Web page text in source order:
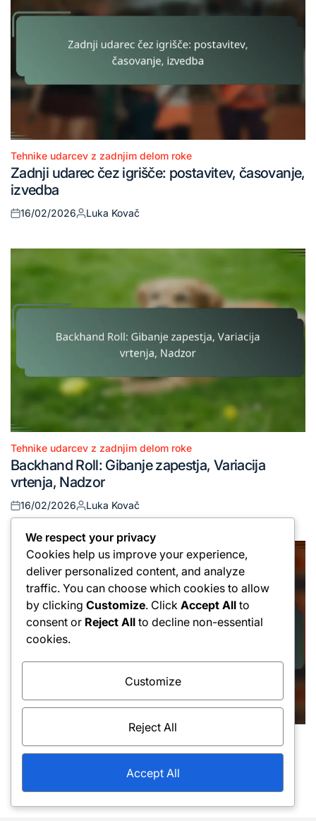
Posted
in
Tehnike udarcev z zadnjim delom roke
Zadnji udarec čez igrišče: postavitev, časovanje,
izvedba
Posted
16/02/2026
Posted
Luka Kovač
Posted
in
Tehnike udarcev z zadnjim delom roke
Backhand Roll: Gibanje zapestja, Variacija
vrtenja, Nadzor
Posted
16/02/2026
Posted
Luka Kovač
Posted
Tehnike neizsiljenih napak: Pogoste napake,
Posted
Posted
We respect your privacy
Cookies help us improve your experience,
deliver personalized content, and analyze
traffic. You can choose which cookies to allow
by clicking Customize. Click Accept All to
consent or Reject All to decline non-essential
cookies.
Customize
Reject All
Accept All